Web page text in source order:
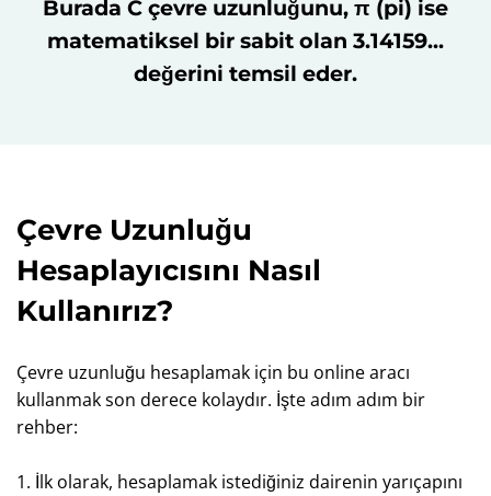
Burada C çevre uzunluğunu, π (pi) ise
matematiksel bir sabit olan 3.14159...
değerini temsil eder.
Çevre Uzunluğu
Hesaplayıcısını Nasıl
Kullanırız?
Çevre uzunluğu hesaplamak için bu online aracı
kullanmak son derece kolaydır. İşte adım adım bir
rehber:
1. İlk olarak, hesaplamak istediğiniz dairenin yarıçapını